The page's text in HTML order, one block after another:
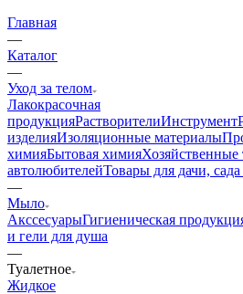
Главная
—
Каталог
—
Уход за телом
Лакокрасочная
продукцияРастворителиИнструмент
изделияИзоляционные материалы
химияБытовая химияХозяйственные
автолюбителейТовары для дачи,
—
Мыло
АкссесуарыГигиеническая
и гели для душа
—
Туалетное
Жидкое